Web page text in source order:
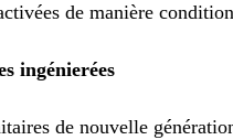
de manière
ingénierées
de nouvelle